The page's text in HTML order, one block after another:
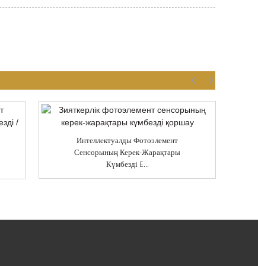
Интеллектуалды Фотоэлемент
Сенсорының Керек-Жарақтары
Күмбезді E...